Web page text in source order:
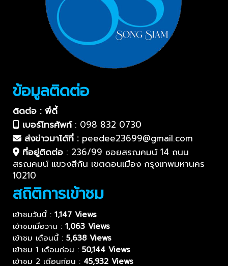
ข้อมูลติดต่อ
ติดต่อ : พี่ดี้
เบอร์โทรศัพท์: 098 832 0730
ส่งข่าวมาได้ที่ : peedee23699@gmail.com
ที่อยู่ติดต่อ : 236/99 ซอยสรณคมน์ 14 ถนน
สรณคมน์ แขวงสีกัน เขตดอนเมือง กรุงเทพมหานคร
10210
สถิติการเข้าชม
เข้าชมวันนี้ : 1,147 Views
เข้าชมเมื่อวาน : 1,063 Views
เข้าชม เดือนนี้ : 5,638 Views
เข้าชม 1 เดือนก่อน : 50,144 Views
เข้าชม 2 เดือนก่อน : 45,932 Views